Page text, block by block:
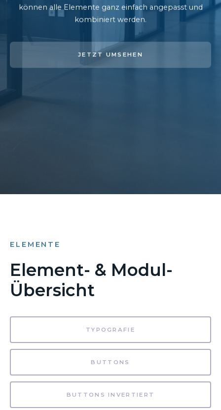
können alle Elemente ganz einfach angepasst und
kombiniert werden.
JETZT UMSEHEN
ELEMENTE
Element- & Modul-
Übersicht
TYPOGRAFIE
BUTTONS
BUTTONS INVERTIERT